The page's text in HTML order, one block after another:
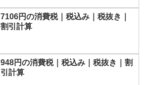
7106円の消費税｜税込み｜税抜き｜
割引計算
948円の消費税｜税込み｜税抜き｜割
引計算